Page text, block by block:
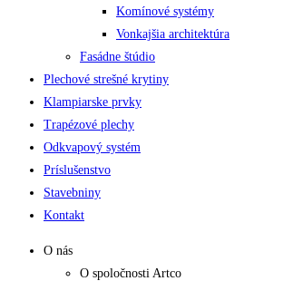
Komínové systémy
Vonkajšia architektúra
Fasádne štúdio
Plechové strešné krytiny
Klampiarske prvky
Trapézové plechy
Odkvapový systém
Príslušenstvo
Stavebniny
Kontakt
O nás
O spoločnosti Artco